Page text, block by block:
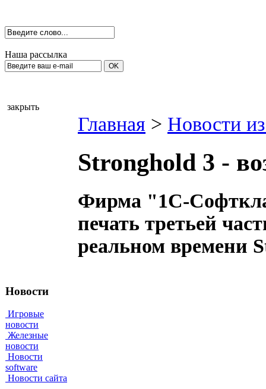
Наша рассылка
закрыть
Новости
Игровые
новости
Железные
новости
Новости
software
Новости сайта
Главная > Новости
Stronghold 3 -
Фирма "1С-
печать третьей
реальном времени